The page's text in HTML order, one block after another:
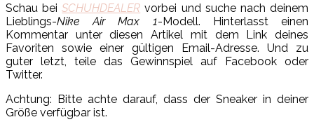
Schau beiSCHUHDEALER vorbei und suche nach deinem
Lieblings-Nike Air Max 1-Modell. Hinterlasst einen
Kommentar unter diesen Artikel mit dem Link deines
Favoriten sowie einer gültigen Email-Adresse. Und zu
guter letzt, teile das Gewinnspiel auf Facebook oder
Twitter.
Achtung: Bitte achte darauf, dass der Sneaker in deiner
Größe verfügbar ist.